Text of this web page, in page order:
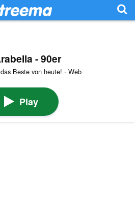
- 90er
Beste von heute! · Web
Play